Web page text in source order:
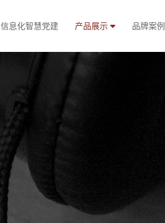
信息化智慧党建 产品展示 品牌案例